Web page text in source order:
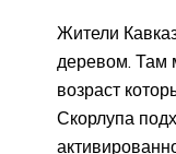
Жители
деревом. Там
возраст
Скорлупа